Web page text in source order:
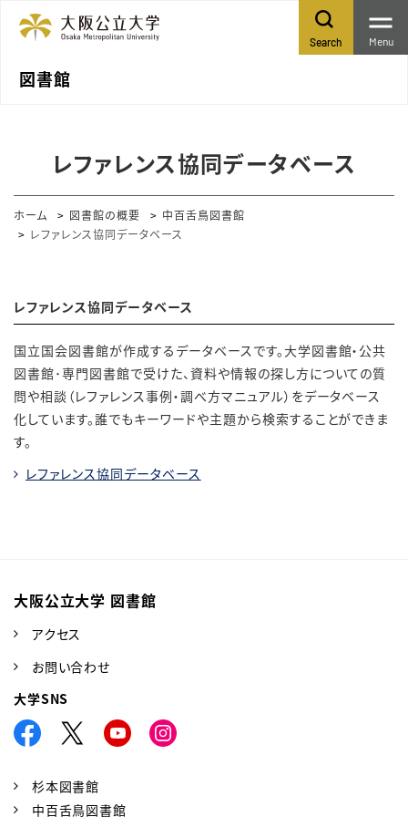
図書館
Search Menu
レファレンス協同データベース
ホーム 図書館の概要
中百舌鳥図書館
レファレンス協同データベース
レファレンス協同データベース
国立国会図書館が作成するデータベースです。大学図書館・公共
図書館･専門図書館で受けた、資料や情報の探し方についての質
問や相談（レファレンス事例・調べ方マニュアル）をデータベース
化しています。誰でもキーワードや主題から検索することができま
す。
レファレンス協同データベース
大阪公立大学 図書館
アクセス
お問い合わせ
大学SNS
杉本図書館
中百舌鳥図書館